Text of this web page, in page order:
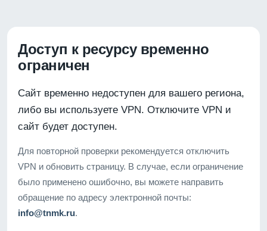
Доступ к ресурсу временно
ограничен
Сайт временно недоступен для вашего региона,
либо вы используете VPN. Отключите VPN и
сайт будет доступен.
Для повторной проверки рекомендуется отключить
VPN и обновить страницу. В случае, если ограничение
было применено ошибочно, вы можете направить
обращение по адресу электронной почты:
info@tnmk.ru.